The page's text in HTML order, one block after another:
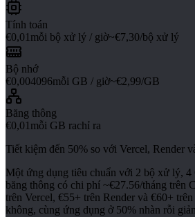
Tính toán
€0,01 mỗi bộ xử lý / giờ~€7,30/bộ xử lý
Bộ nhớ
€0,004096mỗi GB / giờ~€2,99/GB
Băng thông
€0,01 mỗi GB rachỉ ra
Tiết kiệm đến 50% so với Vercel, Render
Một ứng dụng tiêu chuẩn với 2 bộ xử lý,
băng thông có chi phí ~€27.56/tháng trên
trên Vercel, €55+ trên Render và €60+
không, cùng ứng dụng ở 50% nhàn rỗi